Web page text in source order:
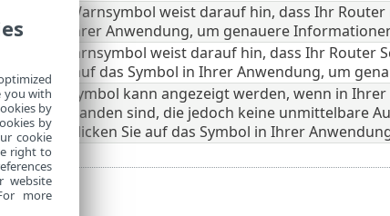
Das gelbe Warnsymbol weist darauf hin, dass Ihr
in Ihrer Anwendung, um genauere
Das rote Warnsymbol weist darauf hin, dass Ihr
Klicken Sie auf das Symbol in Ihrer Anwendung, um
blaue Symbol kann angezeigt werden, wenn in
vorhanden sind, die jedoch keine unmittelbare
Klicken Sie auf das Symbol in Ihrer
you with
by
by
cookie
right to
website
more